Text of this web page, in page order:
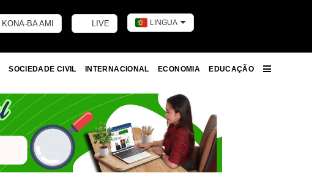
KONA-BA AMI LIVE LINGUA
SOCIEDADE CIVIL INTERNACIONAL ECONOMIA
EDUCAÇÃO